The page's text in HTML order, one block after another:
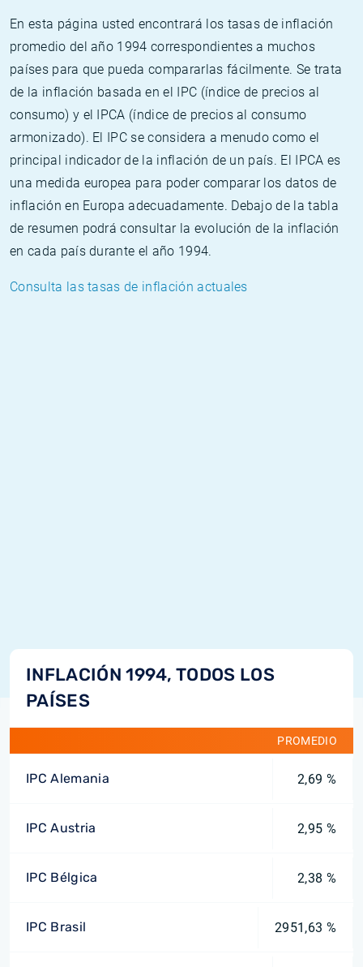
En esta página usted encontrará los tasas de inflación
promedio del año 1994 correspondientes a muchos
países para que pueda compararlas fácilmente. Se trata
de la inflación basada en el IPC (índice de precios al
consumo) y el IPCA (índice de precios al consumo
armonizado). El IPC se considera a menudo como el
principal indicador de la inflación de un país. El IPCA es
una medida europea para poder comparar los datos de
inflación en Europa adecuadamente. Debajo de la tabla
de resumen podrá consultar la evolución de la inflación
en cada país durante el año 1994.
Consulta las tasas de inflación actuales
INFLACIÓN 1994, TODOS LOS
PAÍSES
PROMEDIO
IPC Alemania 2,69 %
IPC Austria 2,95 %
IPC Bélgica 2,38 %
IPC Brasil 2951,63 %